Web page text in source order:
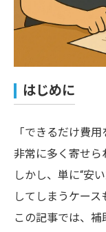
はじめに
「できるだけ費
非常に多く寄せら
しかし、単に“安
してしまうケース
この記事では、